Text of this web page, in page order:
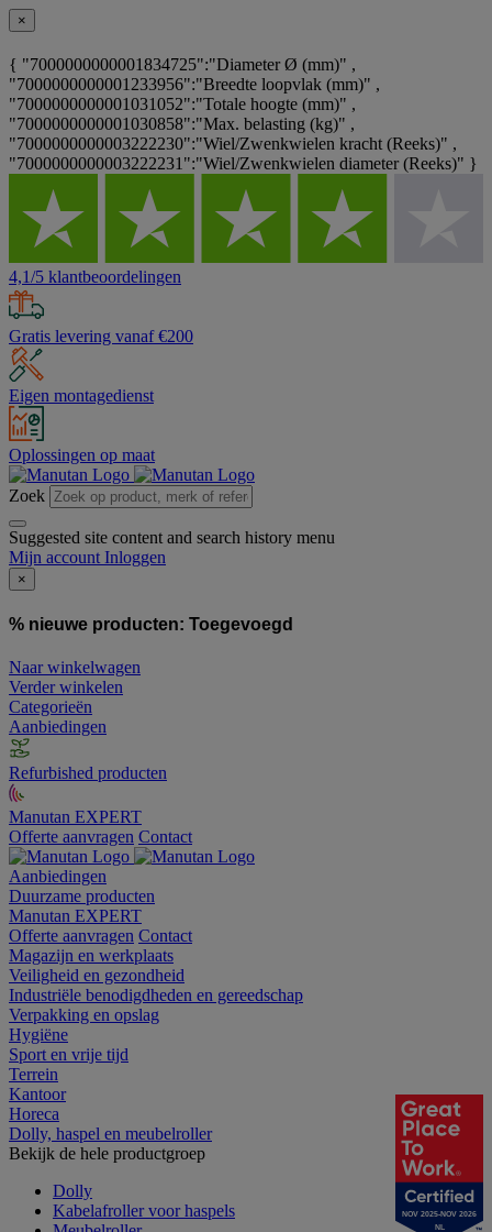
×
{ "7000000000001834725":"Diameter Ø (mm)" ,
"7000000000001233956":"Breedte loopvlak (mm)" ,
"7000000000001031052":"Totale hoogte (mm)" ,
"7000000000001030858":"Max. belasting (kg)" ,
"7000000000003222230":"Wiel/Zwenkwielen kracht (Reeks)" ,
"7000000000003222231":"Wiel/Zwenkwielen diameter (Reeks)" }
4,1/5 klantbeoordelingen
Gratis levering vanaf €200
Eigen montagedienst
Oplossingen op maat
Zoek
Suggested site content and search history menu
Mijn account Inloggen
×
% nieuwe producten: Toegevoegd
Naar winkelwagen
Verder winkelen
Categorieën
Aanbiedingen
Refurbished producten
Manutan EXPERT
Offerte aanvragen Contact
Aanbiedingen
Duurzame producten
Manutan EXPERT
Offerte aanvragen Contact
Magazijn en werkplaats
Veiligheid en gezondheid
Industriële benodigdheden en gereedschap
Verpakking en opslag
Hygiëne
Sport en vrije tijd
Terrein
Kantoor
Horeca
Dolly, haspel en meubelroller
Bekijk de hele productgroep
Dolly
Kabelafroller voor haspels
NOV 2025-NOV 2026
NL